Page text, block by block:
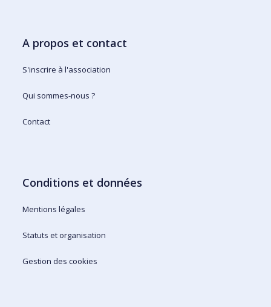
A propos et contact
S'inscrire à l'association
Qui sommes-nous ?
Contact
Conditions et données
Mentions légales
Statuts et organisation
Gestion des cookies